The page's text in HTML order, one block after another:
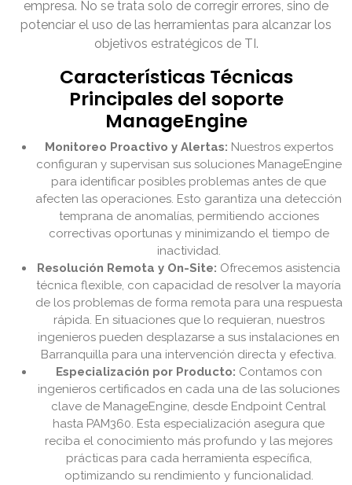
empresa. No se trata solo de corregir errores, sino de
potenciar el uso de las herramientas para alcanzar los
objetivos estratégicos de TI.
Características Técnicas
Principales del soporte
ManageEngine
Monitoreo Proactivo y Alertas: Nuestros expertos
configuran y supervisan sus soluciones ManageEngine
para identificar posibles problemas antes de que
afecten las operaciones. Esto garantiza una detección
temprana de anomalías, permitiendo acciones
correctivas oportunas y minimizando el tiempo de
inactividad.
Resolución Remota y On-Site: Ofrecemos asistencia
técnica flexible, con capacidad de resolver la mayoría
de los problemas de forma remota para una respuesta
rápida. En situaciones que lo requieran, nuestros
ingenieros pueden desplazarse a sus instalaciones en
Barranquilla para una intervención directa y efectiva.
Especialización por Producto: Contamos con
ingenieros certificados en cada una de las soluciones
clave de ManageEngine, desde Endpoint Central
hasta PAM360. Esta especialización asegura que
reciba el conocimiento más profundo y las mejores
prácticas para cada herramienta específica,
optimizando su rendimiento y funcionalidad.